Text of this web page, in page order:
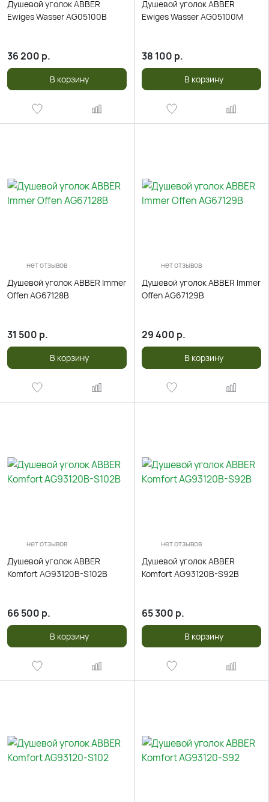
Душевой уголок ABBER
Ewiges Wasser AG05100B
36 200 р.
В корзину
Душевой уголок ABBER
Ewiges Wasser AG05100M
38 100 р.
В корзину
нет отзывов
Душевой уголок ABBER Immer
Offen AG67128B
31 500 р.
В корзину
нет отзывов
Душевой уголок ABBER Immer
Offen AG67129B
29 400 р.
В корзину
нет отзывов
Душевой уголок ABBER
Komfort AG93120B-S102B
66 500 р.
В корзину
нет отзывов
Душевой уголок ABBER
Komfort AG93120B-S92B
65 300 р.
В корзину